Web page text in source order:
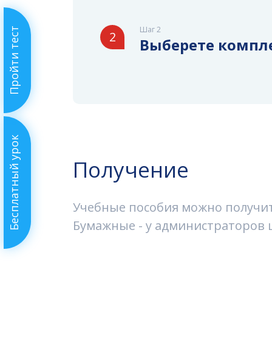
Бесплатный урок
Пройти тест Шаг 2
2 Выберете
Получение
Учебные пособия можно
Бумажные - у